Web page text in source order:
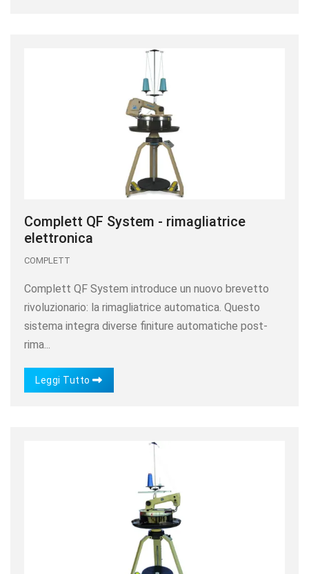
Complett QF System - rimagliatrice
elettronica
COMPLETT
Complett QF System introduce un nuovo brevetto
rivoluzionario: la rimagliatrice automatica. Questo
sistema integra diverse finiture automatiche post-
rima...
Leggi Tutto